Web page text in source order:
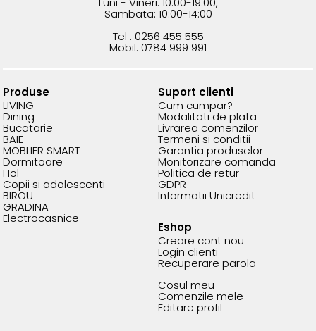
Sambata: 10:00-14:00
Tel : 0256 455 555
Mobil: 0784 999 991
Produse
LIVING
Dining
Bucatarie
BAIE
MOBLIER SMART
Dormitoare
Hol
Copii si adolescenti
BIROU
GRADINA
Electrocasnice
Suport clienti
Cum cumpar?
Modalitati de plata
Livrarea comenzilor
Termeni si conditii
Garantia produselor
Monitorizare comanda
Politica de retur
GDPR
Informatii Unicredit
Eshop
Creare cont nou
Login clienti
Recuperare parola
Cosul meu
Comenzile mele
Editare profil